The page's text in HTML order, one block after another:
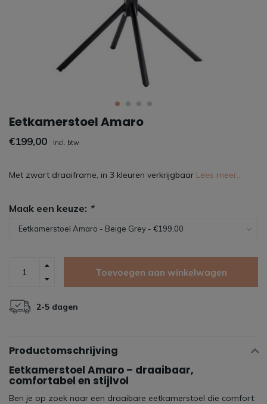
Eetkamerstoel Amaro
€199,00 Incl. btw
Met zwart draaiframe, in 3 kleuren verkrijgbaar Lees meer..
Maak een keuze: *
Toevoegen aan winkelwagen
2-5 dagen
Productomschrijving
Eetkamerstoel Amaro – draaibaar,
comfortabel en stijlvol
Ben je op zoek naar een draaibare eetkamerstoel die comfort